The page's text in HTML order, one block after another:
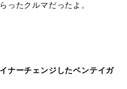
ったクルマだったよ。
ナーチェンジしたベンテイガ